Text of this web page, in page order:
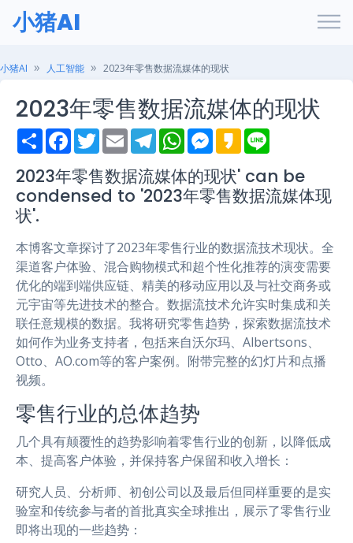
小猪AI
小猪AI 人工智能 2023年零售数据流媒体的现状
2023年零售数据流媒体的现状
S
h
r
e
F
a
e
b
o
T
w
t
t
e
E
m
i
l
T
e
e
g
r
W
h
t
s
A
M
e
s
e
n
K
a
a
o
e
2023年零售数据流媒体的现状' can be
condensed to '2023年零售数据流媒体现
状'.
本博客文章探讨了2023年零售行业的数据流技术现状。全
渠道客户体验、混合购物模式和超个性化推荐的演变需要
优化的端到端供应链、精美的移动应用以及与社交商务或
元宇宙等先进技术的整合。数据流技术允许实时集成和关
联任意规模的数据。我将研究零售趋势，探索数据流技术
如何作为业务支持者，包括来自沃尔玛、Albertsons、
Otto、AO.com等的客户案例。附带完整的幻灯片和点播
视频。
零售行业的总体趋势
几个具有颠覆性的趋势影响着零售行业的创新，以降低成
本、提高客户体验，并保持客户保留和收入增长：
研究人员、分析师、初创公司以及最后但同样重要的是实
验室和传统参与者的首批真实全球推出，展示了零售行业
即将出现的一些趋势：